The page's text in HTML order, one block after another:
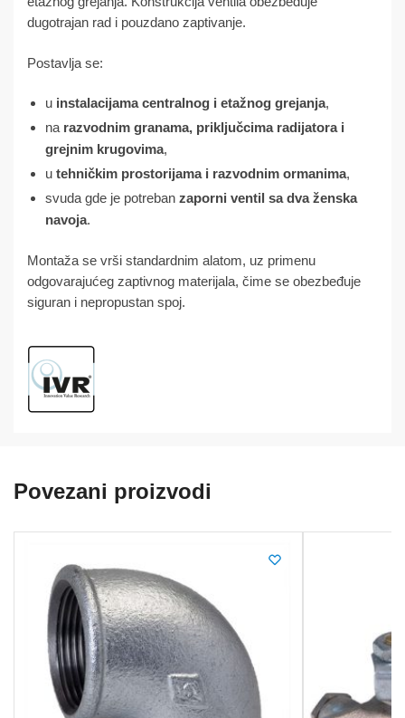
dugotrajan rad i pouzdano zaptivanje.
Postavlja se:
u instalacijama centralnog i etažnog grejanja,
na razvodnim granama, priključcima radijatora i
grejnim krugovima,
u tehničkim prostorijama i razvodnim ormanima,
svuda gde je potreban zaporni ventil sa dva ženska
navoja.
Montaža se vrši standardnim alatom, uz primenu
odgovarajućeg zaptivnog materijala, čime se obezbeđuje
siguran i nepropustan spoj.
Povezani proizvodi